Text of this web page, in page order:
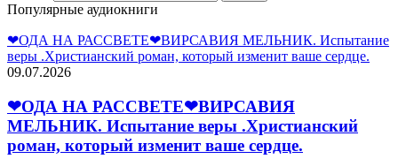
Популярные аудиокниги
❤ОДА НА РАССВЕТЕ❤ВИРСАВИЯ МЕЛЬНИК. Испытание
веры .Христианский роман, который изменит ваше сердце.
09.07.2026
❤ОДА НА РАССВЕТЕ❤ВИРСАВИЯ
МЕЛЬНИК. Испытание веры .Христианский
роман, который изменит ваше сердце.